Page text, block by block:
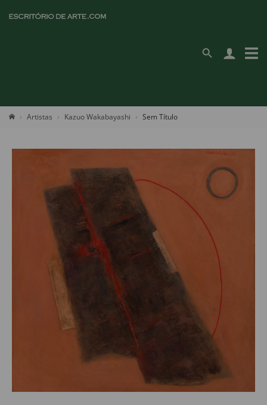
Artistas Kazuo Wakabayashi Sem Título